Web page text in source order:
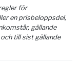
för
en prisbeloppsdel,
gällande
till sist gällande